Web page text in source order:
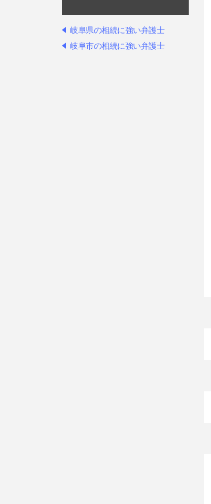
岐阜県の相続に強い弁護士
岐阜市の相続に強い弁護士